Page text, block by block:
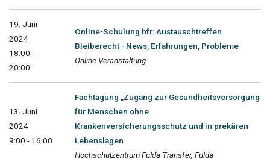
19. Juni
2024
18:00 -
20:00
Online-Schulung hfr: Austauschtreffen
Bleiberecht - News, Erfahrungen, Probleme
Online Veranstaltung
13. Juni
2024
9:00 - 16:00
Fachtagung „Zugang zur Gesundheitsversorgung
für Menschen ohne
Krankenversicherungsschutz und in prekären
Lebenslagen
Hochschulzentrum Fulda Transfer, Fulda